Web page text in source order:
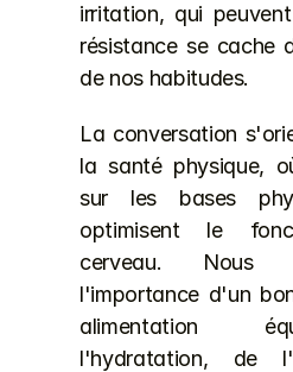
irritation, qui
résistance se cache
de nos habitudes.
La conversation
la santé physique,
sur les bases
optimisent le
cerveau. Nous
l'importance d'un
alimentation
l'hydratation, de